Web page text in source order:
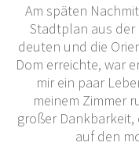
Am späten
Stadtplan aus der
deuten und die
Dom erreichte, war
mir ein paar
meinem Zimmer
großer Dankbarkeit,
auf den